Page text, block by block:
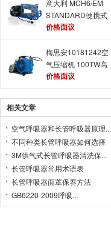
意大利 MCH6/EM
STANDARD便携式
呼吸空气充气泵/压
价格面议
梅思安10181242空
气压缩机 100TW高
压 代替9960028
价格面议
相关文章
空气呼吸器和长管呼吸器原理...
不同种类长管呼吸器如何选择
3M供气式长管呼吸器清洗保...
长管呼吸器常用术语表
长管呼吸器面罩保养方法
GB6220-2009呼吸...